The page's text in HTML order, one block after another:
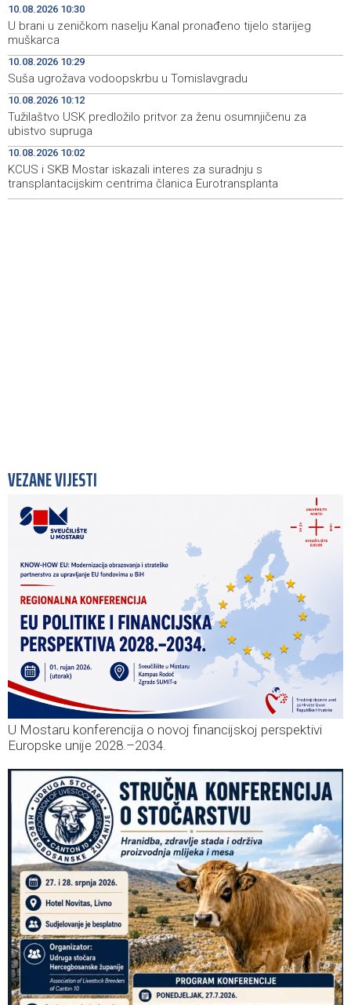
10:02
KCUS i SKB Mostar iskazali interes za suradnju s
transplantacijskim centrima članica Eurotransplanta
09:51
Izdato narandžasto upozorenje zbog visoke
temperature zraka
09:34
Šesta 'Maslenicijada' u Arapuši okupila ljubitelje
tradicionalne kuhinje
09:30
Nakon deset godina u Njemačkoj vratio se u Livno:
"Puno je lakše kada imaš obitelj uz sebe"
10.08.2026 10:30
U brani u zeničkom naselju Kanal pronađeno tijelo starijeg
muškarca
10.08.2026 10:29
Suša ugrožava vodoopskrbu u Tomislavgradu
10.08.2026 10:12
Tužilaštvo USK predložilo pritvor za ženu osumnjičenu za
ubistvo supruga
10.08.2026 10:02
KCUS i SKB Mostar iskazali interes za suradnju s
transplantacijskim centrima članica Eurotransplanta
VEZANE VIJESTI
U Mostaru konferencija o novoj financijskoj perspektivi
Europske unije 2028.–2034.